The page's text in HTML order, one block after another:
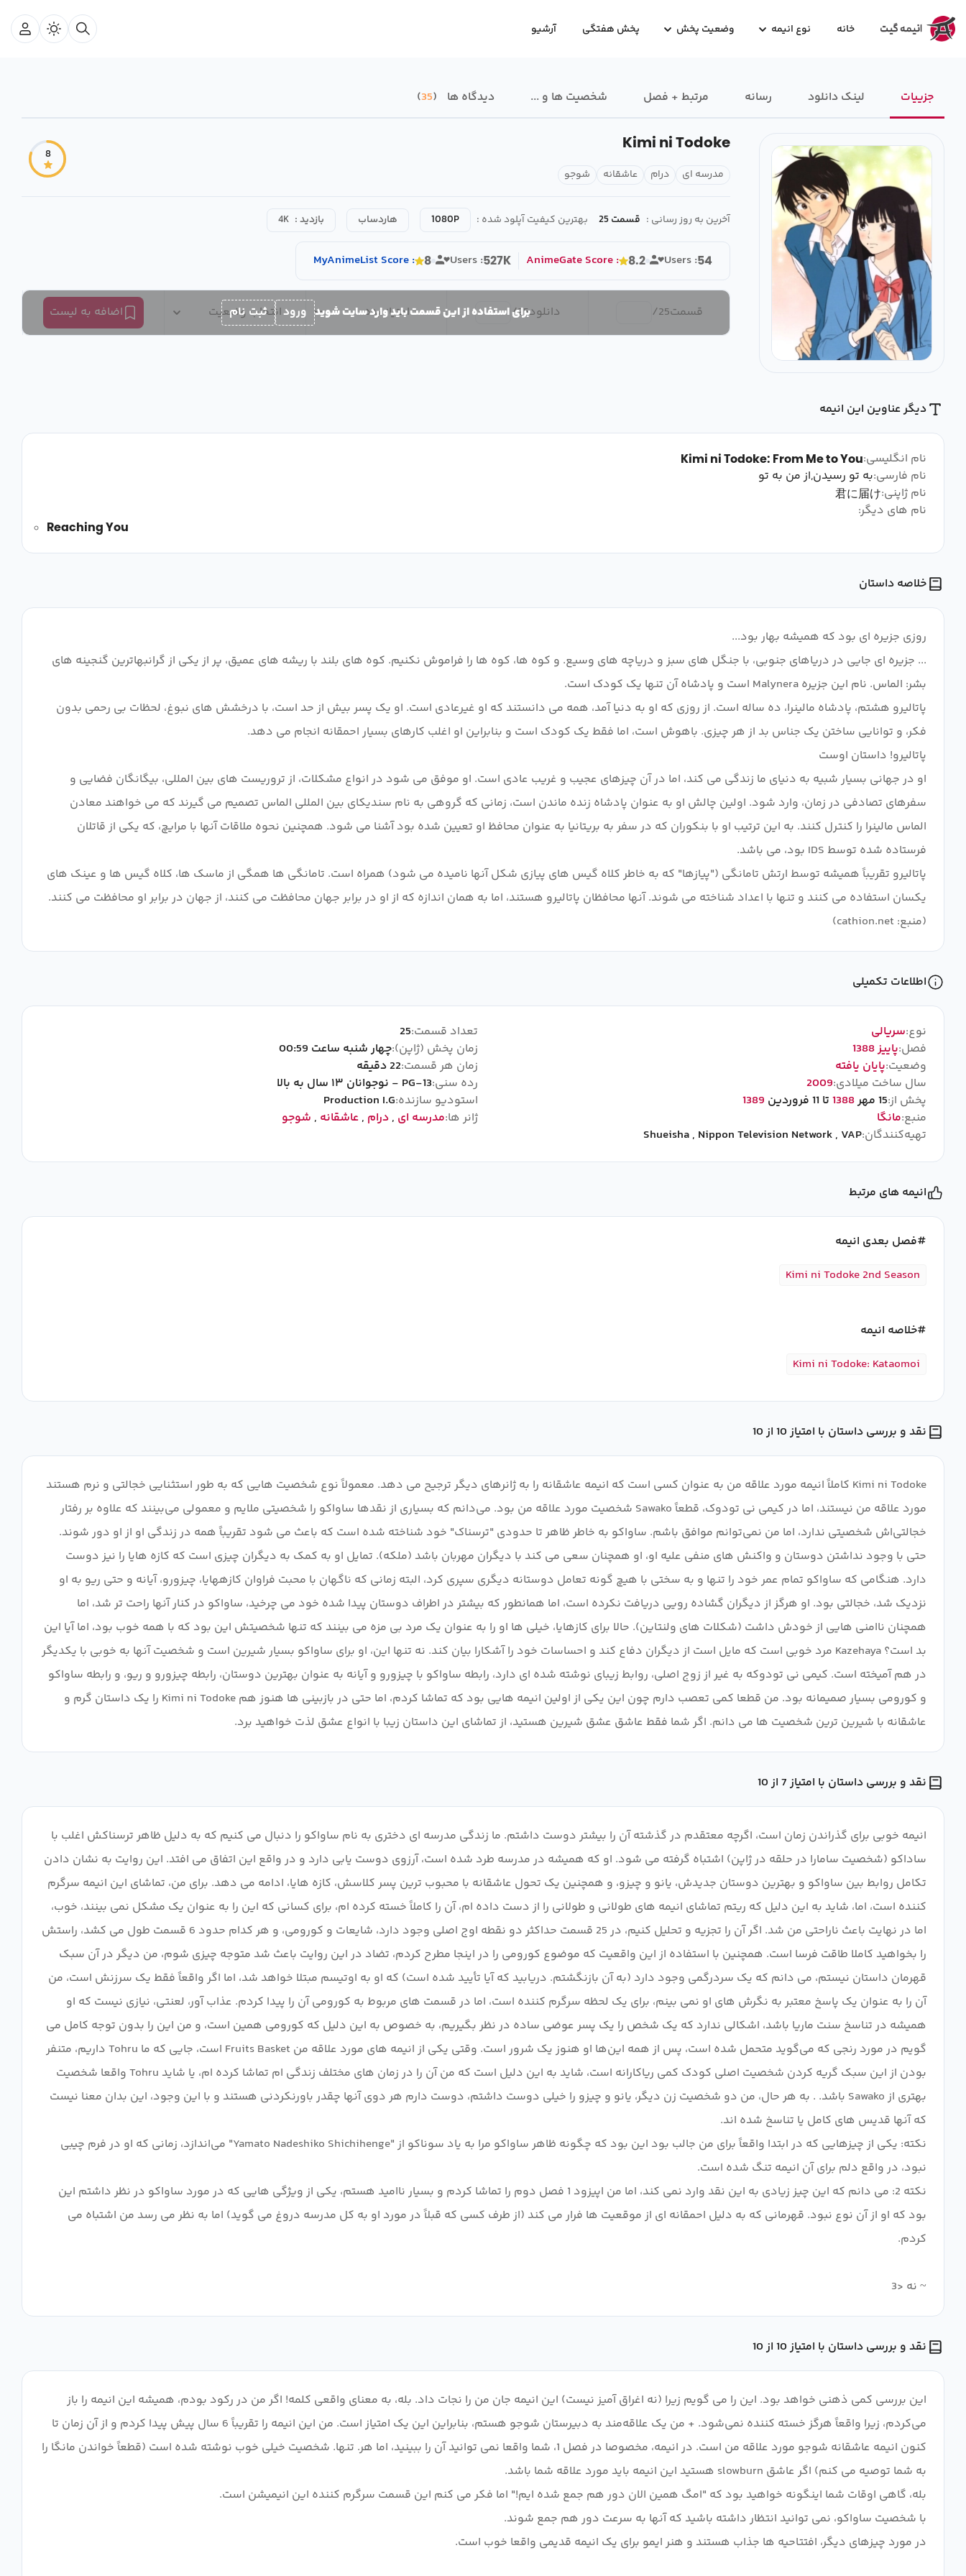
خانه نوع انیمه وضعیت پخش پخش هفتگی آرشیو
جزییات لینک دانلود رسانه‌ مرتبط + فصل شخصیت ها و ... دیدگاه ها 35
Kimi ni Todoke
مدرسه ای درام عاشقانه شوجو
8
آخرین به روز رسانی : قسمت 25 بهترین کیفیت آپلود شده : 1080P هاردساب بازدید : 4K
MyAnimeListScore : 8 Users :527K AnimeGateScore : 8.2 Users :54
قسمت25
/ دانلود25
/ امتیاز بده انتخاب وضعیت اضافه به لیست برای استفاده از این قسمت باید وارد سایت شوید ورود ثبت نام
دیگر عناوین این انیمه
نام انگلیسی:Kimi ni Todoke: From Me to You
نام فارسی:به تو رسیدن,از من به تو
نام ژاپنی:君に届け
نام های دیگر:
Reaching You
خلاصه داستان
... جزیره ای جایی در دریاهای جنوبی، با جنگل های سبز و دریاچه های وسیع. و کوه ها، کوه ها را فراموش نکنیم. کوه های بلند با ریشه های عمیق، پر از یکی از گرانبهاترین گنجینه های
پاتالیرو هشتم، پادشاه مالینرا، ده ساله است. از روزی که او به دنیا آمد، همه می دانستند که او غیرعادی است. او یک پسر بیش از حد است، با درخشش های نبوغ، لحظات بی رحمی بدون
او در جهانی بسیار شبیه به دنیای ما زندگی می کند، اما در آن چیزهای عجیب و غریب عادی است. او موفق می شود در انواع مشکلات، از تروریست های بین المللی، بیگانگان فضایی و
سفرهای تصادفی در زمان، وارد شود. اولین چالش او به عنوان پادشاه زنده ماندن است، زمانی که گروهی به نام سندیکای بین المللی الماس تصمیم می گیرند که می خواهند معادن
الماس مالینرا را کنترل کنند. به این ترتیب او با بنکوران که در سفر به بریتانیا به عنوان محافظ او تعیین شده بود آشنا می شود. همچنین نحوه ملاقات آنها با مرایچ، که یکی از قاتلان
پاتالیرو تقریباً همیشه توسط ارتش تامانگی ("پیازها" که به خاطر کلاه گیس های پیازی شکل آنها نامیده می شود) همراه است. تامانگی ها همگی از ماسک ها، کلاه گیس ها و عینک های
(منبع: cathion.net)
اطلاعات تکمیلی
نوع:سریالی
فصل:پاییز 1388
وضعیت:پایان یافته
سال ساخت میلادی:2009
پخش از:15 مهر 1388 تا 11 فروردین
1389
منبع:مانگا
تهیه‌کنندگان:
Shueisha , Nippon Television Network , VAP
تعداد قسمت:25
زمان پخش (ژاپن):چهار شنبه ساعت 00:59
زمان هر قسمت:22 دقیقه
رده سنی:PG-13 - نوجوانان ۱۳ سال به بالا
استودیو سازنده:Production I.G
ژانر ها:مدرسه ای ,درام ,عاشقانه , شوجو
انیمه های مرتبط
فصل بعدی انیمه
Kimi ni Todoke 2nd Season
خلاصه انیمه
Kimi ni Todoke: Kataomoi
نقد و بررسی داستان با امتیاز 10 از 10
Kimi ni Todoke کاملاً انیمه مورد علاقه من به عنوان کسی است که انیمه عاشقانه را به ژانرهای دیگر ترجیح می دهد. معمولاً نوع شخصیت هایی که به طور استثنایی خجالتی و نرم هستند
مورد علاقه من نیستند، اما در کیمی نی تودوک، قطعاً Sawako شخصیت مورد علاقه من بود. می‌دانم که بسیاری از نقدها ساواکو را شخصیتی ملایم و معمولی می‌بینند که علاوه بر رفتار
خجالتی‌اش شخصیتی ندارد، اما من نمی‌توانم موافق باشم. ساواکو به خاطر ظاهر تا حدودی "ترسناک" خود شناخته شده است که باعث می شود تقریباً همه در زندگی او از او دور شوند.
حتی با وجود نداشتن دوستان و واکنش های منفی علیه او، او همچنان سعی می کند با دیگران مهربان باشد (ملکه). تمایل او به کمک به دیگران چیزی است که کازه هایا را نیز دوست
دارد. هنگامی که ساواکو تمام عمر خود را تنها و به سختی با هیچ گونه تعامل دوستانه دیگری سپری کرد، البته زمانی که ناگهان با محبت فراوان کازههایا، چیزورو، آیانه و حتی ریو به او
نزدیک شد، خجالتی بود. او هرگز از دیگران گشاده رویی دریافت نکرده است، اما همانطور که بیشتر در اطراف دوستان پیدا شده خود می چرخید، ساواکو در کنار آنها راحت تر شد، اما
همچنان ناامنی هایی از خودش داشت (شکلات های ولنتاین). حالا برای کازهایا، خیلی ها او را به عنوان یک مرد بی مزه می بینند که تنها شخصیتش این بود که با همه خوب بود، اما آیا این
بد است؟ Kazehaya مرد خوبی است که مایل است از دیگران دفاع کند و احساسات خود را آشکارا بیان کند. نه تنها این، او برای ساواکو بسیار شیرین است و شخصیت آنها به خوبی با یکدیگر
در هم آمیخته است. کیمی نی تودوکه به غیر از زوج اصلی، روابط زیبای نوشته شده ای دارد، رابطه ساواکو با چیزورو و آیانه به عنوان بهترین دوستان، رابطه چیزورو و ریو، و رابطه ساواکو
و کورومی بسیار صمیمانه بود. من قطعا کمی تعصب دارم چون این یکی از اولین انیمه هایی بود که تماشا کردم، اما حتی در بازبینی ها هنوز هم Kimi ni Todoke را یک داستان گرم و
عاشقانه با شیرین ترین شخصیت ها می دانم. اگر شما فقط عاشق عشق شیرین هستید، از تماشای این داستان زیبا با انواع عشق لذت خواهید برد.
نقد و بررسی داستان با امتیاز 7 از 10
انیمه خوبی برای گذراندن زمان است، اگرچه معتقدم در گذشته آن را بیشتر دوست داشتم. ما زندگی مدرسه ای دختری به نام ساواکو را دنبال می کنیم که به دلیل ظاهر ترسناکش اغلب با
ساداکو (شخصیت سامارا در حلقه در ژاپن) اشتباه گرفته می شود. او که همیشه در مدرسه طرد شده است، آرزوی دوست یابی دارد و در واقع این اتفاق می افتد. این روایت به نشان دادن
تکامل روابط بین ساواکو و بهترین دوستان جدیدش، یانو و چیزو، و همچنین یک تحول عاشقانه با محبوب ترین پسر کلاسش، کازه هایا، ادامه می دهد. برای من، تماشای این انیمه سرگرم
کننده است، اما، شاید به این دلیل که ریتم تماشای انیمه های طولانی و طولانی را از دست داده ام، آن را کاملاً خسته کرده ام، برای کسانی که این را به عنوان یک مشکل نمی بینند، خوب،
اما در نهایت باعث ناراحتی من شد. اگر آن را تجزیه و تحلیل کنیم، در 25 قسمت حداکثر دو نقطه اوج اصلی وجود دارد، شایعات و کورومی، و هر کدام حدود 6 قسمت طول می کشد، راستش
را بخواهید کاملا طاقت فرسا است. همچنین با استفاده از این واقعیت که موضوع کورومی را در اینجا مطرح کردم، تضاد در این روایت باعث شد متوجه چیزی شوم، من دیگر در آن سبک
قهرمان داستان نیستم، می دانم که یک سردرگمی وجود دارد (به آن بازنگشتم. دریابید که آیا تأیید شده است) که او به اوتیسم مبتلا خواهد شد، اما اگر واقعاً فقط یک سرزنش است، من
آن را به عنوان یک پاسخ معتبر به نگرش های او نمی بینم، برای یک لحظه سرگرم کننده است، اما در قسمت های مربوط به کورومی آن را پیدا کردم. عذاب آور، لعنتی، نیازی نیست که او
همیشه در تناسخ سنت ماریا باشد، اشکالی ندارد که یک شخص را یک پسر عوضی ساده در نظر بگیریم، به خصوص به این دلیل که کورومی همین است، و من این را بدون توجه کامل می
گویم در مورد رنجی که می‌گوید متحمل شده است، پس از همه این‌ها او هنوز یک شرور است. وقتی یکی از انیمه های مورد علاقه من Fruits Basket است، جایی که ما Tohru داریم، متنفر
بودن از این سبک گریه کردن شخصیت اصلی کودک کمی ریاکارانه است، شاید به این دلیل است که من آن را در زمان های مختلف زندگی ام تماشا کرده ام، یا شاید Tohru واقعا شخصیت
بهتری از Sawako باشد. . به هر حال، من دو شخصیت زن دیگر، یانو و چیزو را خیلی دوست داشتم، دوست دارم هر دوی آنها چقدر باورنکردنی هستند و با این وجود، این بدان معنا نیست
نکته: یکی از چیزهایی که در ابتدا واقعاً برای من جالب بود این بود که چگونه ظاهر ساواکو مرا به یاد سوناکو از "Yamato Nadeshiko Shichihenge" می‌اندازد، زمانی که او در فرم چیبی
نکته 2: می دانم که این چیز زیادی به این نقد وارد نمی کند، اما من اپیزود 1 فصل دوم را تماشا کردم و بسیار ناامید هستم، یکی از ویژگی هایی که در مورد ساواکو در نظر داشتم این
بود که او از آن نوع نبود. قهرمانی که به دلیل احمقانه ای از موقعیت ها فرار می کند (از طرف کسی که قبلاً در مورد او به کل مدرسه دروغ می گوید) اما به نظر می رسد من اشتباه می
~ نه <3
نقد و بررسی داستان با امتیاز 10 از 10
این بررسی کمی ذهنی خواهد بود. این را می گویم زیرا (نه اغراق آمیز نیست) این انیمه جان من را نجات داد. بله، به معنای واقعی کلمه! اگر من در رکود بودم، همیشه این انیمه را باز
می‌کردم، زیرا واقعاً هرگز خسته کننده نمی‌شود. + من یک علاقه‌مند به دبیرستان شوجو هستم، بنابراین این یک امتیاز است. من این انیمه را تقریباً 6 سال پیش پیدا کردم و از آن زمان تا
کنون انیمه عاشقانه شوجو مورد علاقه من است. در انیمه، مخصوصا در فصل 1، شما واقعا نمی توانید آن را ببینید، اما هر. تنها. شخصیت خیلی خوب نوشته شده است (قطعاً خواندن مانگا را